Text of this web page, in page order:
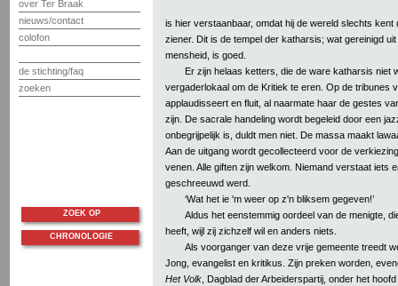
over Ter Braak
nieuws/contact
colofon
de stichting/faq
zoeken
is hier verstaanbaar, omdat hij de wereld slechts kent
ziener. Dit is de tempel der katharsis; wat gereinigd
mensheid, is goed.
Er zijn helaas ketters, die de ware katharsis niet
vergaderlokaal om de Kritiek te eren. Op de tribunes
applaudisseert en fluit, al naarmate haar de gestes
zijn. De sacrale handeling wordt begeleid door een
onbegrijpelijk is, duldt men niet. De massa maakt
Aan de uitgang wordt gecollecteerd voor de
venen. Alle giften zijn welkom. Niemand verstaat iets
geschreeuwd werd.
‘Wat het ie 'm weer op z'n bliksem gegeven!’
Aldus het eenstemmig oordeel van de menigte,
heeft, wijl zij zichzelf wil en anders niets.
Als voorganger van deze vrije gemeente treedt
Jong, evangelist en kritikus. Zijn preken worden,
Het Volk , Dagblad der Arbeiderspartij, onder het hoofd
ZOEK OP
CHRONOLOGIE